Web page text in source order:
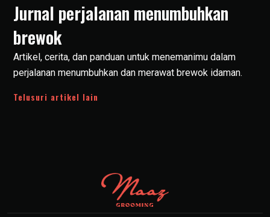
Jurnal perjalanan menumbuhkan
brewok
Artikel, cerita, dan panduan untuk menemanimu dalam
perjalanan menumbuhkan dan merawat brewok idaman.
Telusuri artikel lain